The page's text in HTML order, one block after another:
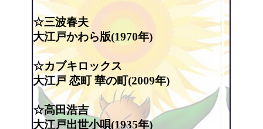
☆三波春夫
大江戸かわら版(1970年)
☆カブキロックス
大江戸 恋町 華の町(2009年)
☆高田浩吉
大江戸出世小唄(1935年)